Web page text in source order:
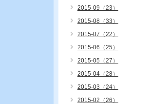
2015-09（23）
2015-08（33）
2015-07（22）
2015-06（25）
2015-05（27）
2015-04（28）
2015-03（24）
2015-02（26）